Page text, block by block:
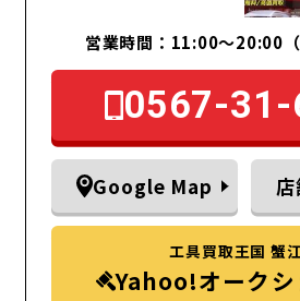
営業時間：11:00～20:00（
0567-31-
Google Map
工具買取王国 蟹
Yahoo!オークシ